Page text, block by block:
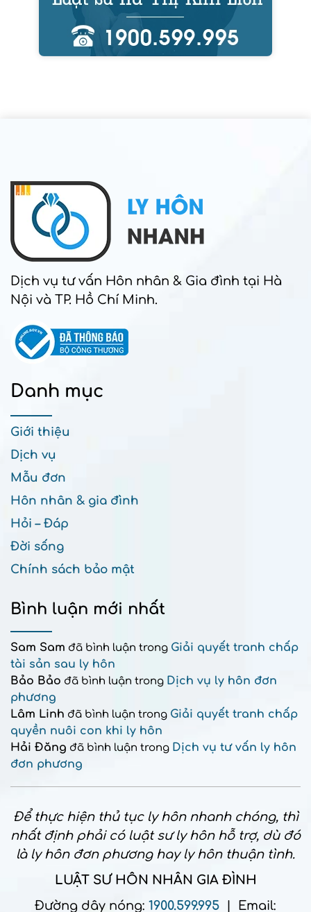
Dịch vụ tư vấn Hôn nhân & Gia đình tại Hà
Nội và TP. Hồ Chí Minh.
Danh mục
Giới thiệu
Dịch vụ
Mẫu đơn
Hôn nhân & gia đình
Hỏi – Đáp
Đời sống
Chính sách bảo mật
Bình luận mới nhất
Sam Sam đã bình luận trong Giải quyết tranh chấp
tài sản sau ly hôn
Bảo Bảo đã bình luận trong Dịch vụ ly hôn đơn
phương
Lâm Linh đã bình luận trong Giải quyết tranh chấp
quyền nuôi con khi ly hôn
Hải Đăng đã bình luận trong Dịch vụ tư vấn ly hôn
đơn phương
Để thực hiện thủ tục ly hôn nhanh chóng, thì
nhất định phải có luật sư ly hôn hỗ trợ, dù đó
là ly hôn đơn phương hay ly hôn thuận tình.
LUẬT SƯ HÔN NHÂN GIA ĐÌNH
Đường dây nóng: 1900.599.995 | Email: